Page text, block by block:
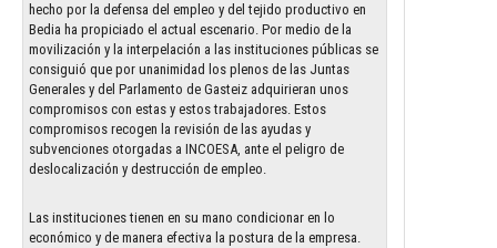
hecho por la defensa del empleo y del tejido productivo en
Bedia ha propiciado el actual escenario. Por medio de la
movilización y la interpelación a las instituciones públicas se
consiguió que por unanimidad los plenos de las Juntas
Generales y del Parlamento de Gasteiz adquirieran unos
compromisos con estas y estos trabajadores. Estos
compromisos recogen la revisión de las ayudas y
subvenciones otorgadas a INCOESA, ante el peligro de
deslocalización y destrucción de empleo.
Las instituciones tienen en su mano condicionar en lo
económico y de manera efectiva la postura de la empresa.